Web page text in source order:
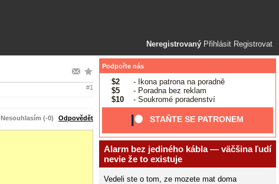
Neregistrovaný Přihlásit Registrovat
#1
Nesouhlasím (-0) Odpovědět
Podpořte nás
$2
- Ikona patrona na poradně
$5
- Poradna bez reklam
$10
- Soukromé poradenství
STAŇTE SE PATRONEM
Alarm bez jediného kábla — väčšina ľudí
nevie že to existuje
Vedeli ste o tom, ze mozete mat doma